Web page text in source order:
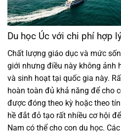
Du học Úc với chi phí hợp
Chất lượng giáo dục và mức
giới nhưng điều này không ảnh
và sinh hoạt tại quốc gia này.
hoàn toàn đủ khả năng để cho
được đóng theo kỳ hoặc theo
hề đắt đỏ tạo rất nhiều cơ hội
Nam có thể cho con du học.